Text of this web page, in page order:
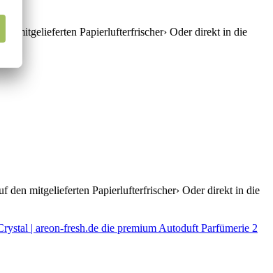
mitgelieferten Papierlufterfrischer› Oder direkt in die
den mitgelieferten Papierlufterfrischer› Oder direkt in die